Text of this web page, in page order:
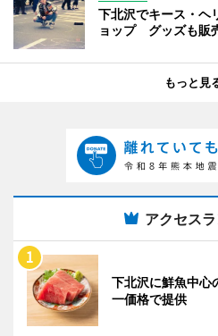
下北沢でキース・ヘ
ョップ グッズも販
もっと見
アクセス
下北沢に鮮魚中
一価格で提供